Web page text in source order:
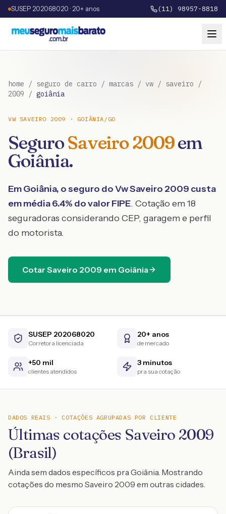
SUSEP 202068020 · 20+ anos (11) 98957-8818
home / seguro de carro / marcas / vw / saveiro /
2009 / goiânia
VW SAVEIRO 2009 · GOIÂNIA / GO
SeguroSaveiro2009em
Goiânia.
EmGoiânia, o seguro doVwSaveiro 2009 custa
em média6.4% do valor FIPE. Cotação em 18
seguradoras considerando CEP, garagem e perfil
do motorista.
Cotar Saveiro 2009 em Goiânia
SUSEP 202068020
Corretora licenciada
20+ anos
de mercado
+50 mil
clientes atendidos
3 minutos
pra sua cotação
DADOS REAIS · COTAÇÕES AGRUPADAS POR CLIENTE
Últimas cotações Saveiro 2009
(Brasil)
Ainda sem dados específicos pra Goiânia. Mostrando
cotações do mesmo Saveiro 2009 em outras cidades.